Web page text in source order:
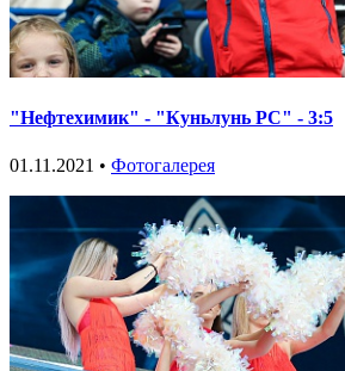
"Нефтехимик" - "Куньлунь РС" - 3:5
01.11.2021 • Фотогалерея